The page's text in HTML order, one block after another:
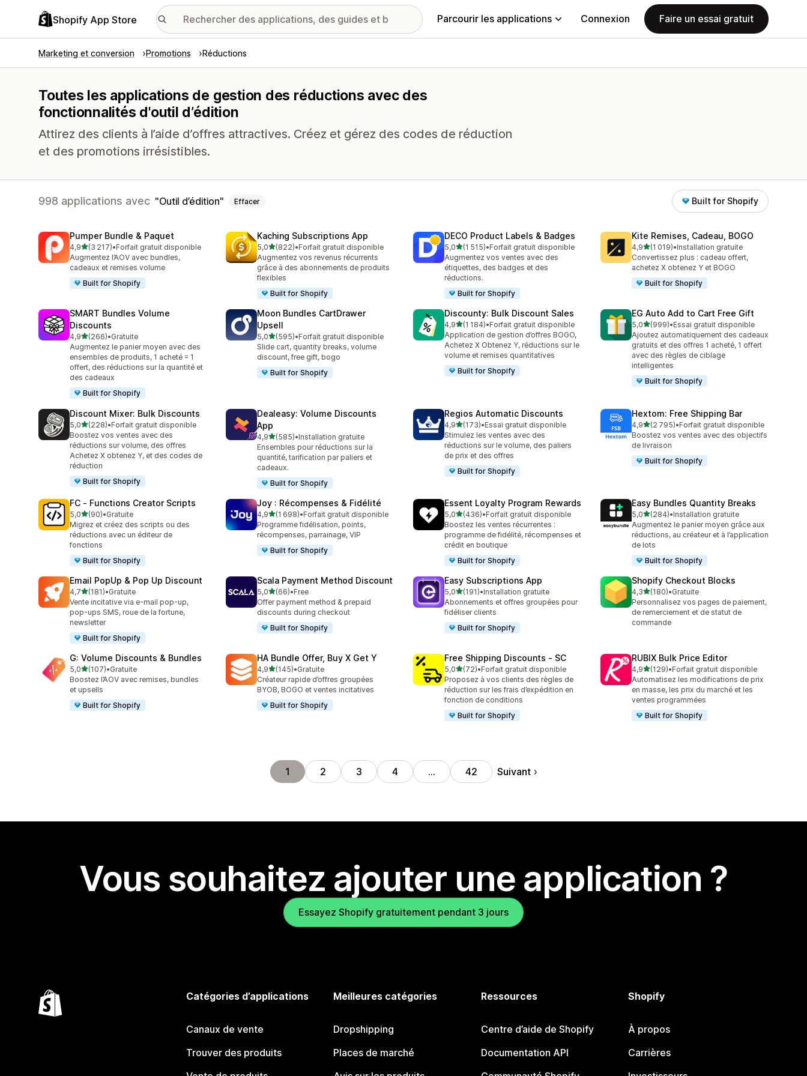
Shopify App Store Parcourir les applications Connexion Faire un essai gratuit
Marketing et conversion Promotions Réductions
Toutes les applications de gestion des réductions avec des
fonctionnalités d'outil d’édition
Attirez des clients à l’aide d’offres attractives. Créez et gérez des codes de réduction
et des promotions irrésistibles.
998 applications avec Outil d’édition Effacer Built for Shopify
Pumper Bundle & Paquet
4,9étoile(s) sur 5
(3 217)
3217 avis au total
•Forfait gratuit disponible
Augmentez l’AOV avec bundles,
cadeaux et remises volume
Built for Shopify
Kaching Subscriptions App
5,0étoile(s) sur 5
(822)
822 avis au total
•Forfait gratuit disponible
Augmentez vos revenus récurrents
grâce à des abonnements de produits
flexibles
Built for Shopify
DECO Product Labels & Badges
5,0étoile(s) sur 5
(1 515)
1515 avis au total
•Forfait gratuit disponible
Augmentez vos ventes avec des
étiquettes, des badges et des
réductions.
Built for Shopify
Kite Remises, Cadeau, BOGO
4,9étoile(s) sur 5
(1 019)
1019 avis au total
•Installation gratuite
Convertissez plus : cadeau offert,
achetez X obtenez Y et BOGO
Built for Shopify
SMART Bundles Volume
Discounts
4,9étoile(s) sur 5
(266)
266 avis au total
•Gratuite
Augmentez le panier moyen avec des
ensembles de produits, 1 acheté = 1
offert, des réductions sur la quantité et
des cadeaux
Built for Shopify
Moon Bundles CartDrawer
Upsell
5,0étoile(s) sur 5
(595)
595 avis au total
•Forfait gratuit disponible
Slide cart, quantity breaks, volume
discount, free gift, bogo
Built for Shopify
Discounty: Bulk Discount Sales
4,9étoile(s) sur 5
(1 184)
1184 avis au total
•Forfait gratuit disponible
Application de gestion d’offres BOGO,
Achetez X Obtenez Y, réductions sur le
volume et remises quantitatives
Built for Shopify
EG Auto Add to Cart Free Gift
5,0étoile(s) sur 5
(999)
999 avis au total
•Essai gratuit disponible
Ajoutez automatiquement des cadeaux
gratuits et des offres 1 acheté, 1 offert
avec des règles de ciblage
intelligentes
Built for Shopify
Discount Mixer: Bulk Discounts
5,0étoile(s) sur 5
(228)
228 avis au total
•Forfait gratuit disponible
Boostez vos ventes avec des
réductions sur volume, des offres
Achetez X obtenez Y, et des codes de
réduction
Built for Shopify
Dealeasy: Volume Discounts
App
4,9étoile(s) sur 5
(585)
585 avis au total
•Installation gratuite
Ensembles pour réductions sur la
quantité, tarification par paliers et
cadeaux.
Built for Shopify
Regios Automatic Discounts
4,9étoile(s) sur 5
(173)
173 avis au total
•Essai gratuit disponible
Stimulez les ventes avec des
réductions sur le volume, des paliers
de prix et des offres
Built for Shopify
Hextom: Free Shipping Bar
4,9étoile(s) sur 5
(2 795)
2795 avis au total
•Forfait gratuit disponible
Boostez vos ventes avec des objectifs
de livraison
Built for Shopify
FC ‑ Functions Creator Scripts
5,0étoile(s) sur 5
(90)
90 avis au total
•Gratuite
Migrez et créez des scripts ou des
réductions avec un éditeur de
fonctions
Built for Shopify
Joy : Récompenses & Fidélité
4,9étoile(s) sur 5
(1 698)
1698 avis au total
•Forfait gratuit disponible
Programme fidélisation, points,
récompenses, parrainage, VIP
Built for Shopify
Essent Loyalty Program Rewards
5,0étoile(s) sur 5
(436)
436 avis au total
•Forfait gratuit disponible
Boostez les ventes récurrentes :
programme de fidélité, récompenses et
crédit en boutique
Built for Shopify
Easy Bundles Quantity Breaks
5,0étoile(s) sur 5
(284)
284 avis au total
•Installation gratuite
Augmentez le panier moyen grâce aux
réductions, au créateur et à l’application
de lots
Built for Shopify
Email PopUp & Pop Up Discount
4,7étoile(s) sur 5
(181)
181 avis au total
•Gratuite
Vente incitative via e-mail pop-up,
pop-ups SMS, roue de la fortune,
newsletter
Built for Shopify
Scala Payment Method Discount
5,0étoile(s) sur 5
(66)
66 avis au total
•Free
Offer payment method & prepaid
discounts during checkout
Built for Shopify
Easy Subscriptions App
5,0étoile(s) sur 5
(191)
191 avis au total
•Installation gratuite
Abonnements et offres groupées pour
fidéliser clients
Built for Shopify
Shopify Checkout Blocks
4,3étoile(s) sur 5
(180)
180 avis au total
•Gratuite
Personnalisez vos pages de paiement,
de remerciement et de statut de
commande
G: Volume Discounts & Bundles
5,0étoile(s) sur 5
(107)
107 avis au total
•Gratuite
Boostez l’AOV avec remises, bundles
et upsells
Built for Shopify
HA Bundle Offer, Buy X Get Y
4,9étoile(s) sur 5
(145)
145 avis au total
•Gratuite
Créateur rapide d’offres groupées
BYOB, BOGO et ventes incitatives
Built for Shopify
Free Shipping Discounts ‑ SC
5,0étoile(s) sur 5
(72)
72 avis au total
•Forfait gratuit disponible
Proposez à vos clients des règles de
réduction sur les frais d’expédition en
fonction de conditions
Built for Shopify
RUBIX Bulk Price Editor
4,9étoile(s) sur 5
(129)
129 avis au total
•Forfait gratuit disponible
Automatisez les modifications de prix
en masse, les prix du marché et les
ventes programmées
Built for Shopify
1 2 3 4 … 42 Suivant
Vous souhaitez ajouter une application ?
Essayez Shopify gratuitement pendant 3 jours
Catégories d’applications
Canaux de vente
Trouver des produits
Meilleures catégories
Dropshipping
Places de marché
Ressources
Centre d’aide de Shopify
Documentation API
Shopify
À propos
Carrières